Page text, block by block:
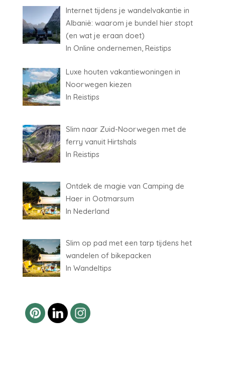
Internet tijdens je wandelvakantie in
Albanië: waarom je bundel hier stopt
(en wat je eraan doet)
In Online ondernemen, Reistips
Luxe houten vakantiewoningen in
Noorwegen kiezen
In Reistips
Slim naar Zuid-Noorwegen met de
ferry vanuit Hirtshals
In Reistips
Ontdek de magie van Camping de
Haer in Ootmarsum
In Nederland
Slim op pad met een tarp tijdens het
wandelen of bikepacken
In Wandeltips